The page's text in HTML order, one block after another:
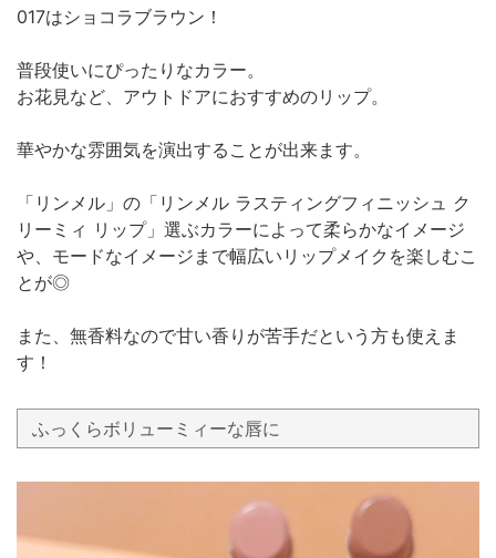
017はショコラブラウン！
普段使いにぴったりなカラー。
お花見など、アウトドアにおすすめのリップ。
華やかな雰囲気を演出することが出来ます。
「リンメル」の「リンメル ラスティングフィニッシュ ク
リーミィ リップ」選ぶカラーによって柔らかなイメージ
や、モードなイメージまで幅広いリップメイクを楽しむこ
とが◎
また、無香料なので甘い香りが苦手だという方も使えま
す！
ふっくらボリューミィーな唇に